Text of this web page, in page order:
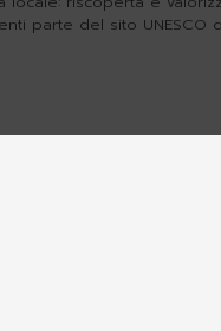
parte del sito